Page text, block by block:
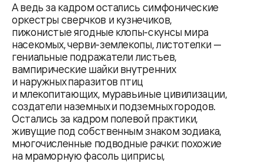
А ведь за кадром остались симфонические
оркестры сверчков и кузнечиков,
пижонистые ягодные клопы-скунсы мира
насекомых, черви-землекопы, листотелки —
гениальные подражатели листьев,
вампирические шайки внутренних
и наружных паразитов птиц
и млекопитающих, муравьиные цивилизации,
создатели наземных и подземных городов.
Остались за кадром полевой практики,
живущие под собственным знаком зодиака,
многочисленные подводные рачки: похожие
на мраморную фасоль циприсы,